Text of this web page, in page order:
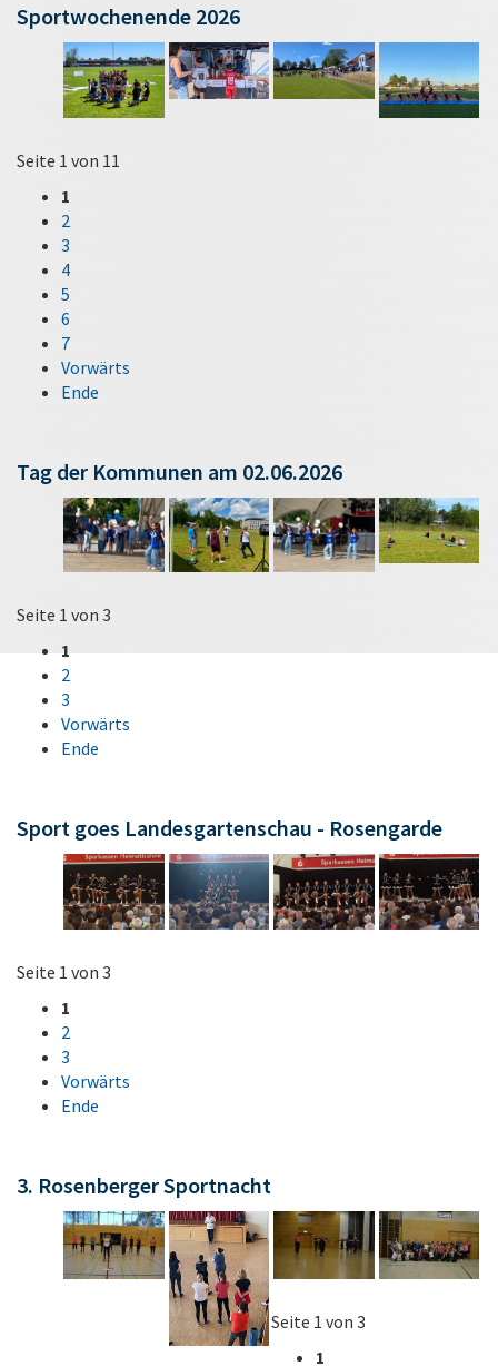
Sportwochenende 2026
Seite 1 von 11
1
2
3
4
5
6
7
Vorwärts
Ende
Tag der Kommunen am 02.06.2026
Seite 1 von 3
1
2
3
Vorwärts
Ende
Sport goes Landesgartenschau - Rosengarde
Seite 1 von 3
1
2
3
Vorwärts
Ende
3. Rosenberger Sportnacht
Seite 1 von 3
1